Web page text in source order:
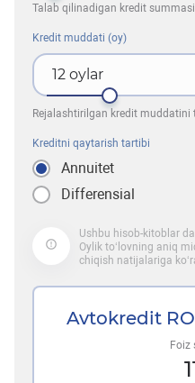
Talab qilinadigan kredit
Kredit muddati (oy)
12 oylar
Rejalashtirilgan kredit muddatini
Kreditni qaytarish tartibi
Annuitet
Differensial
Ushbu hisob-kitoblar
Oylik to‘lovning aniq
chiqish natijalariga
Avtokredit
Foiz